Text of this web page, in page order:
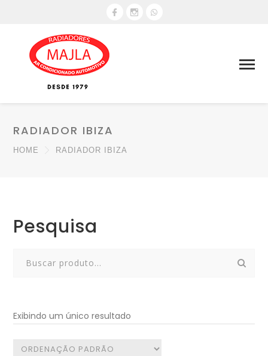
RADIADOR IBIZA
HOME RADIADOR IBIZA
Pesquisa
Exibindo um único resultado